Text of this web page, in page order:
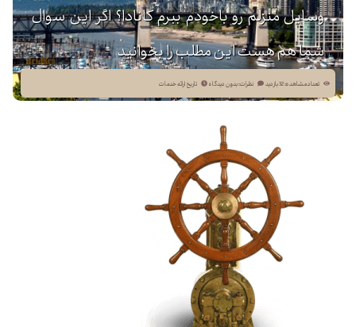
وسایل منزلم رو باخودم ببرم کانادا؟ اگر این سوال
شما هم هست این مطلب را بخوانید
تعداد مشاهده: 32 بازدید نظرات: بدون دیدگاه تاریخ ارائه خدمات